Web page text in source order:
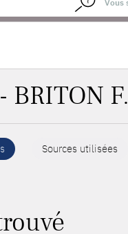
BRITON F.
Sources utilisées